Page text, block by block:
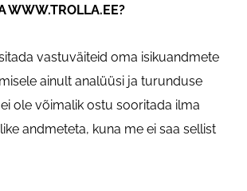
WWW.TROLLA.EE?
vastuväiteid oma isikuandmete
ainult analüüsi ja turunduse
ole võimalik ostu sooritada ilma
andmeteta, kuna me ei saa sellist